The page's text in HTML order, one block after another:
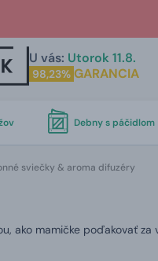
U vás: Utorok 11.8.
98,23% GARANCIA
Debny s páčidlom
sviečky & aroma difuzéry
ako mamičke poďakovať za